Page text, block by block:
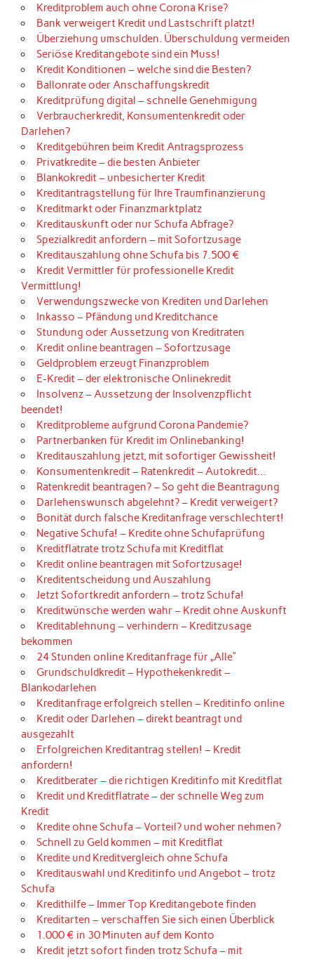
Kreditproblem auch ohne Corona Krise?
Bank verweigert Kredit und Lastschrift platzt!
Überziehung umschulden. Überschuldung vermeiden
Seriöse Kreditangebote sind ein Muss!
Kredit Konditionen – welche sind die Besten?
Ballonrate oder Anschaffungskredit
Kreditprüfung digital – schnelle Genehmigung
Verbraucherkredit, Konsumentenkredit oder
Darlehen?
Kreditgebühren beim Kredit Antragsprozess
Privatkredite – die besten Anbieter
Blankokredit – unbesicherter Kredit
Kreditantragstellung für Ihre Traumfinanzierung
Kreditmarkt oder Finanzmarktplatz
Kreditauskunft oder nur Schufa Abfrage?
Spezialkredit anfordern – mit Sofortzusage
Kreditauszahlung ohne Schufa bis 7.500 €
Kredit Vermittler für professionelle Kredit
Vermittlung!
Verwendungszwecke von Krediten und Darlehen
Inkasso – Pfändung und Kreditchance
Stundung oder Aussetzung von Kreditraten
Kredit online beantragen – Sofortzusage
Geldproblem erzeugt Finanzproblem
E-Kredit – der elektronische Onlinekredit
Insolvenz – Aussetzung der Insolvenzpflicht
beendet!
Kreditprobleme aufgrund Corona Pandemie?
Partnerbanken für Kredit im Onlinebanking!
Kreditauszahlung jetzt, mit sofortiger Gewissheit!
Konsumentenkredit – Ratenkredit – Autokredit…
Ratenkredit beantragen? – So geht die Beantragung
Darlehenswunsch abgelehnt? – Kredit verweigert?
Bonität durch falsche Kreditanfrage verschlechtert!
Negative Schufa! – Kredite ohne Schufaprüfung
Kreditflatrate trotz Schufa mit Kreditflat
Kredit online beantragen mit Sofortzusage!
Kreditentscheidung und Auszahlung
Jetzt Sofortkredit anfordern – trotz Schufa!
Kreditwünsche werden wahr – Kredit ohne Auskunft
Kreditablehnung – verhindern – Kreditzusage
bekommen
24 Stunden online Kreditanfrage für „Alle“
Grundschuldkredit – Hypothekenkredit –
Blankodarlehen
Kreditanfrage erfolgreich stellen – Kreditinfo online
Kredit oder Darlehen – direkt beantragt und
ausgezahlt
Erfolgreichen Kreditantrag stellen! – Kredit
anfordern!
Kreditberater – die richtigen Kreditinfo mit Kreditflat
Kredit und Kreditflatrate – der schnelle Weg zum
Kredit
Kredite ohne Schufa – Vorteil? und woher nehmen?
Schnell zu Geld kommen – mit Kreditflat
Kredite und Kreditvergleich ohne Schufa
Kreditauswahl und Kreditinfo und Angebot – trotz
Schufa
Kredithilfe – Immer Top Kreditangebote finden
Kreditarten – verschaffen Sie sich einen Überblick
1.000 € in 30 Minuten auf dem Konto
Kredit jetzt sofort finden trotz Schufa – mit